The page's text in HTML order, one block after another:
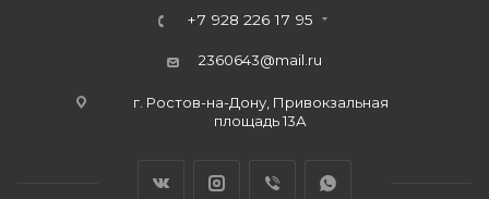
+7 928 226 17 95
2360643@mail.ru
г. Ростов-на-Дону, Привокзальная
площадь 13А